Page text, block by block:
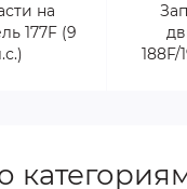
на
177F (9
188F/